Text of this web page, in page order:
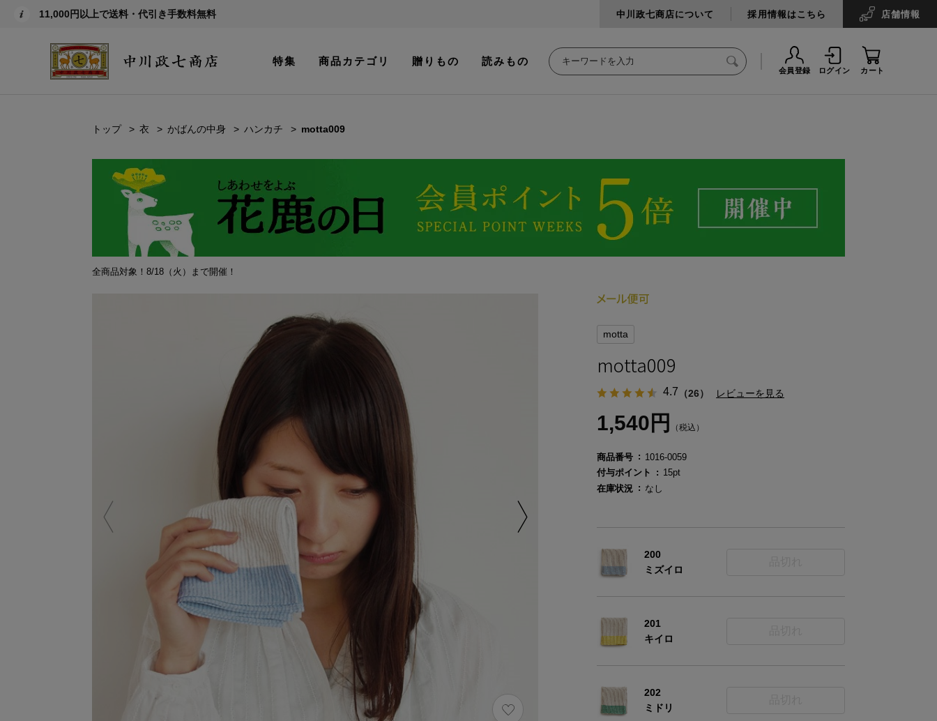
11,000円以上で送料・代引き手数料無料 中川政七商店について 採用情報はこちら 店舗情報
特集 商品カテゴリ 贈りもの 読みもの
会員登録 ログイン カート
トップ 衣 かばんの中身 ハンカチ motta009
全商品対象！8/18（火）まで開催！
motta
motta009
4.7 （26） レビューを見る
1,540円 （税込）
商品番号
1016-0059
付与ポイント
15pt
在庫状況
なし
200
ミズイロ
201
キイロ
202
ミドリ